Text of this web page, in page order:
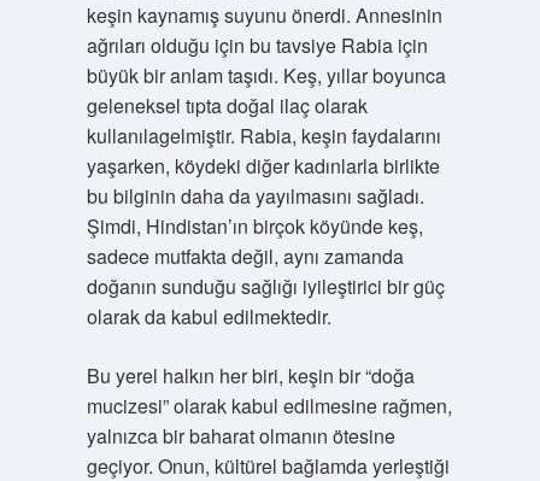
keşin kaynamış suyunu önerdi. Annesinin
ağrıları olduğu için bu tavsiye Rabia için
büyük bir anlam taşıdı. Keş, yıllar boyunca
geleneksel tıpta doğal ilaç olarak
kullanılagelmiştir. Rabia, keşin faydalarını
yaşarken, köydeki diğer kadınlarla birlikte
bu bilginin daha da yayılmasını sağladı.
Şimdi, Hindistan’ın birçok köyünde keş,
sadece mutfakta değil, aynı zamanda
doğanın sunduğu sağlığı iyileştirici bir güç
olarak da kabul edilmektedir.
Bu yerel halkın her biri, keşin bir “doğa
mucizesi” olarak kabul edilmesine rağmen,
yalnızca bir baharat olmanın ötesine
geçiyor. Onun, kültürel bağlamda yerleştiği